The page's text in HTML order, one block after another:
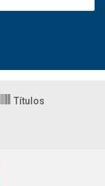
Títulos